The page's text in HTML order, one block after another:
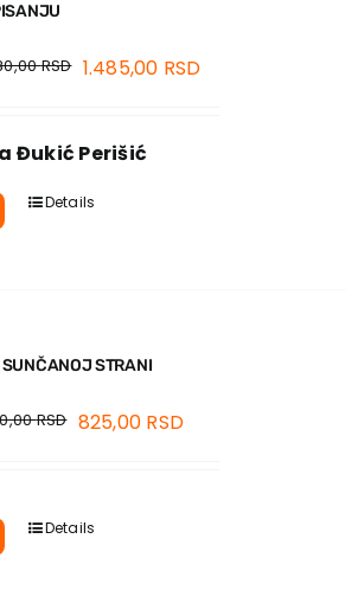
RSD 1.485,00 RSD
Đukić Perišić
Details
SUNČANOJ STRANI
RSD 825,00 RSD
Details